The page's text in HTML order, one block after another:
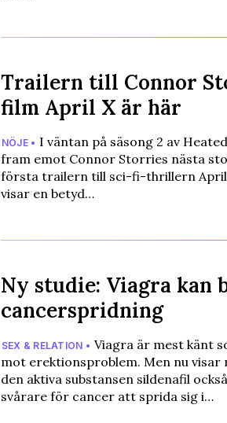
Trailern till Connor
film April X är här
NÖJE • I väntan på säsong 2 av
fram emot Connor Storries nästa
första trailern till sci-fi-thrillern April
visar en betyd…
Ny studie: Viagra kan
cancerspridning
SEX & RELATION • Viagra är mest känt
mot erektionsproblem. Men nu
den aktiva substansen sildenafil
svårare för cancer att sprida sig i…